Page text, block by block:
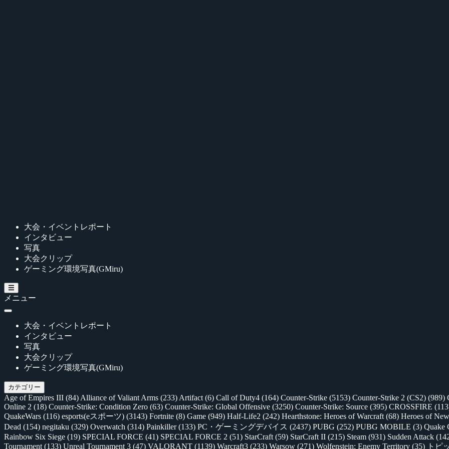
大会・イベントレポート
インタビュー
写真
大会クリップ
ゲーミング環境写真(GMiru)
メニュー
大会・イベントレポート
インタビュー
写真
大会クリップ
ゲーミング環境写真(GMiru)
カテゴリー
Age of Empires III (84) Alliance of Valiant Arms (233) Artifact (6) Call of Duty4 (164) Counter-Strike (5153) Counter-Strike 2 (CS2) (989)
Online 2 (18) Counter-Strike: Condition Zero (63) Counter-Strike: Global Offensive (3250) Counter-Strike: Source (395) CROSSFIRE
QuakeWars (116) esports(eスポーツ) (3143) Fortnite (8) Game (949) Half-Life2 (242) Hearthstone: Heroes of Warcraft (68) Heroes of
Dead (154) negitaku (329) Overwatch (314) Painkiller(133) PC・ゲーミングデバイス (2437) PUBG (252) PUBG MOBILE (3) Quake
Rainbow Six Siege (19) SPECIAL FORCE (41) SPECIAL FORCE 2 (51) StarCraft (59) StarCraft II (215) Steam (931) Sudden Attack
Tournament (133) Unreal Tournament 3 (47) VALORANT (1139) Warcraft3 (233) Warsow (271) Wolfenstein: Enemy Territory (35) トピ